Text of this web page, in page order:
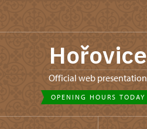
Hořovice
Official web presentation
OPENING HOURS TODAY